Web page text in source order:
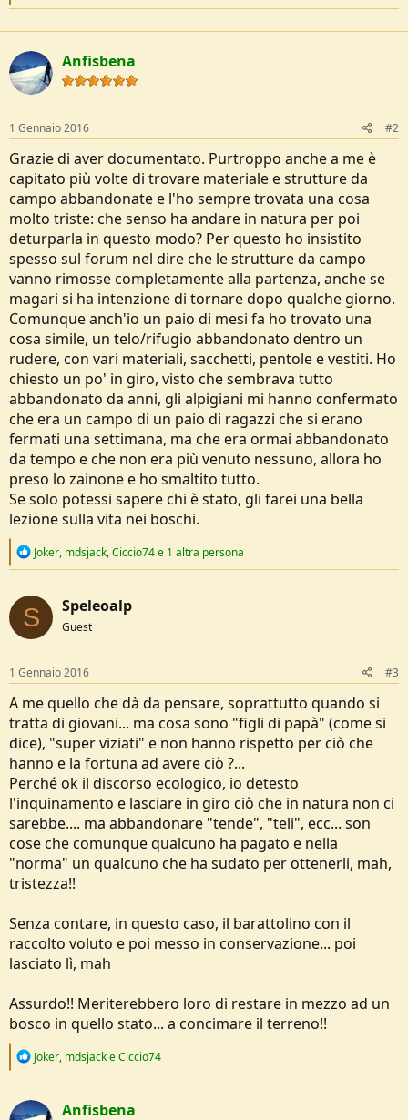
c
t
i
o
n
Anfisbena
1 Gennaio 2016 #2
Grazie di aver documentato. Purtroppo anche a me è
capitato più volte di trovare materiale e strutture da
campo abbandonate e l'ho sempre trovata una cosa
molto triste: che senso ha andare in natura per poi
deturparla in questo modo? Per questo ho insistito
spesso sul forum nel dire che le strutture da campo
vanno rimosse completamente alla partenza, anche se
magari si ha intenzione di tornare dopo qualche giorno.
Comunque anch'io un paio di mesi fa ho trovato una
cosa simile, un telo/rifugio abbandonato dentro un
rudere, con vari materiali, sacchetti, pentole e vestiti. Ho
chiesto un po' in giro, visto che sembrava tutto
abbandonato da anni, gli alpigiani mi hanno confermato
che era un campo di un paio di ragazzi che si erano
fermati una settimana, ma che era ormai abbandonato
da tempo e che non era più venuto nessuno, allora ho
preso lo zainone e ho smaltito tutto.
Se solo potessi sapere chi è stato, gli farei una bella
lezione sulla vita nei boschi.
R
c
t
i
o
s
:
Joker, mdsjack,Ciccio74e 1 altra persona
S Speleoalp
Guest
1 Gennaio 2016 #3
A me quello che dà da pensare, soprattutto quando si
tratta di giovani... ma cosa sono "figli di papà" (come si
dice), "super viziati" e non hanno rispetto per ciò che
hanno e la fortuna ad avere ciò ?...
Perché ok il discorso ecologico, io detesto
l'inquinamento e lasciare in giro ciò che in natura non ci
sarebbe.... ma abbandonare "tende", "teli", ecc... son
cose che comunque qualcuno ha pagato e nella
"norma" un qualcuno che ha sudato per ottenerli, mah,
tristezza!!
Senza contare, in questo caso, il barattolino con il
raccolto voluto e poi messo in conservazione... poi
lasciato lì, mah
Assurdo!! Meriterebbero loro di restare in mezzo ad un
bosco in quello stato... a concimare il terreno!!
R
c
t
Joker, mdsjackeCiccio74
Anfisbena